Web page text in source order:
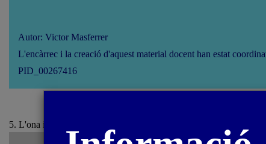
Autor: Victor Masferrer
L'encàrrec i la creació d'aquest material docent han estat
PID_00267416
5. L'ona i la transmissió d'energia / 5.5. Construcció i possibles